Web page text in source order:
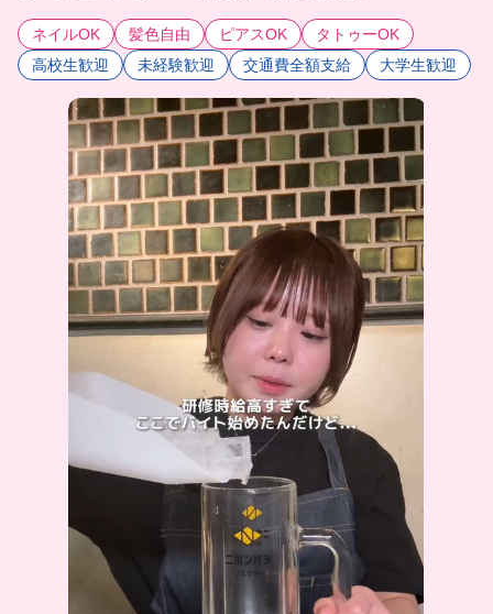
ネイルOK 髪色自由 ピアスOK
タトゥーOK
高校生歓迎
未経験歓迎 交通費全額支給 大学生歓迎